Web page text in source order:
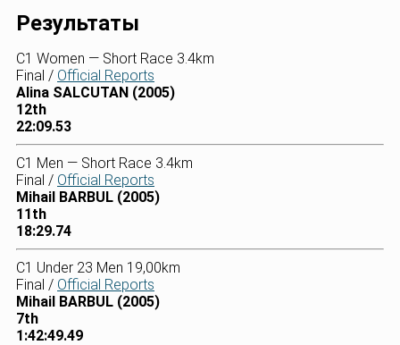
Результаты
C1 Women — Short Race 3.4km
Final / Official Reports
Alina SALCUTAN (2005)
12th
22:09.53
C1 Men — Short Race 3.4km
Final / Official Reports
Mihail BARBUL (2005)
11th
18:29.74
C1 Under 23 Men 19,00km
Final / Official Reports
Mihail BARBUL (2005)
7th
1:42:49.49